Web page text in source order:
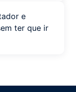
e
ter que ir